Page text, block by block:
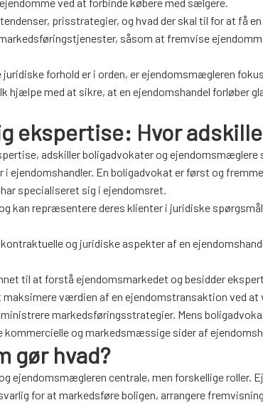
ved at forbinde købere med sælgere.
prisstrategier, og hvad der skal til for at få
såsom at fremvise
forhold er i orden, er ejendomsmægleren
med at sikre, at en ejendomshandel forløber
ekspertise: Hvor
adskiller boligadvokater og ejendomsmæglere
ejendomshandler. En boligadvokat er først og
specialiseret sig i ejendomsret.
kan repræsentere deres klienter i juridiske
og juridiske aspekter af en
til at forstå ejendomsmarkedet og besidder
værdien af en ejendomstransaktion ved at
markedsføringsstrategier. Mens
og markedsmæssige sider af
gør hvad?
ejendomsmægleren centrale, men forskellige roller.
for at markedsføre boligen, arrangere